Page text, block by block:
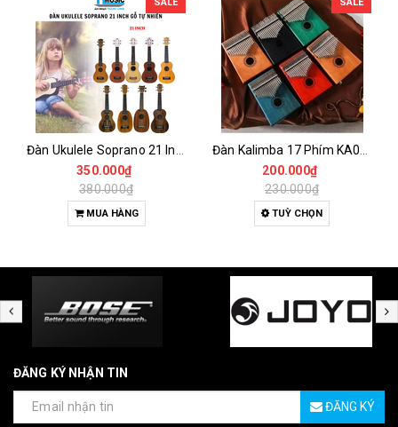
350.000₫
380.000₫
MUA HÀNG
200.000₫
230.000₫
TUỲ CHỌN
ĐĂNG KÝ NHẬN TIN
ĐĂNG KÝ